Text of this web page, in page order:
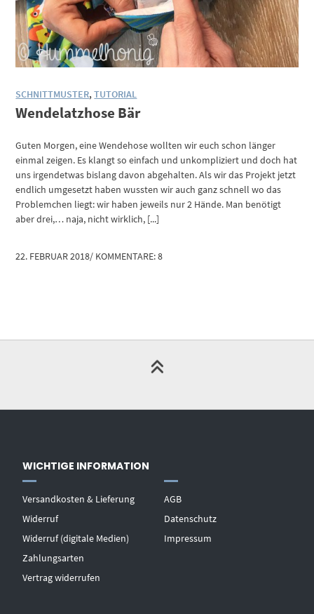
SCHNITTMUSTER,TUTORIAL
Wendelatzhose Bär
Guten Morgen, eine Wendehose wollten wir euch schon länger
einmal zeigen. Es klangt so einfach und unkompliziert und doch hat
uns irgendetwas bislang davon abgehalten. Als wir das Projekt jetzt
endlich umgesetzt haben wussten wir auch ganz schnell wo das
Problemchen liegt: wir haben jeweils nur 2 Hände. Man benötigt
aber drei,… naja, nicht wirklich, [...]
22. FEBRUAR 2018/ KOMMENTARE: 8
WICHTIGE INFORMATION
Versandkosten & Lieferung
Widerruf
Widerruf (digitale Medien)
Zahlungsarten
Vertrag widerrufen
AGB
Datenschutz
Impressum